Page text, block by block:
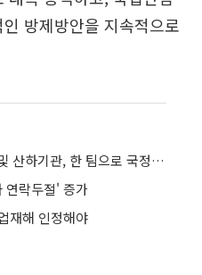
방제방안을 지속적으로
송미령 장관 “농진청·산림청 및 산하기관, 한 팀으로 국정과제 성과 내야”
연락두절' 증가
재해 인정해야